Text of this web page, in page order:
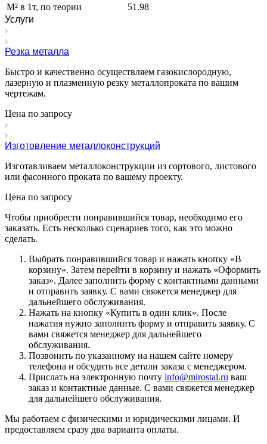
М² в 1т, по теории
51.98
Услуги
Резка металла
Быстро и качественно осуществляем газокислородную,
лазерную и плазменную резку металлопроката по вашим
чертежам.
Цена по запросу
Изготовление металлоконструкций
Изготавливаем металлоконструкции из сортового, листового
или фасонного проката по вашему проекту.
Цена по запросу
Чтобы приобрести понравившийся товар, необходимо его
заказать. Есть несколько сценариев того, как это можно
сделать.
Выбрать понравившийся товар и нажать кнопку «В
корзину». Затем перейти в корзину и нажать «Оформить
заказ». Далее заполнить форму с контактными данными
и отправить заявку. С вами свяжется менеджер для
дальнейшего обслуживания.
Нажать на кнопку «Купить в один клик». После
нажатия нужно заполнить форму и отправить заявку. С
вами свяжется менеджер для дальнейшего
обслуживания.
Позвонить по указанному на нашем сайте номеру
телефона и обсудить все детали заказа с менеджером.
Прислать на электронную почту info@mirostal.ru ваш
заказ и контактные данные. С вами свяжется менеджер
для дальнейшего обслуживания.
Мы работаем с физическими и юридическими лицами. И
предоставляем сразу два варианта оплаты.